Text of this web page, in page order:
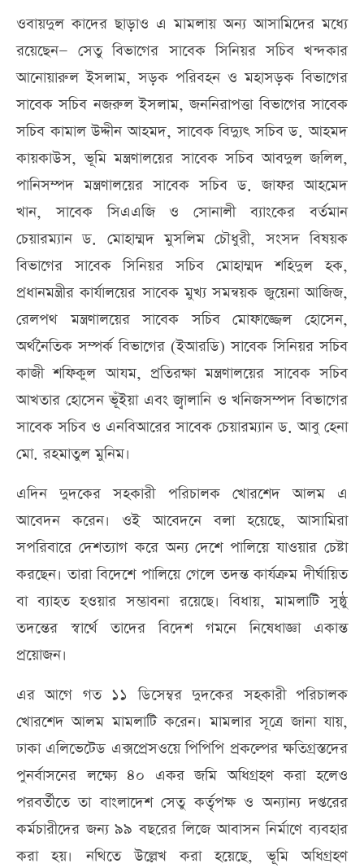
ওবায়দুল কাদের ছাড়াও এ মামলায় অন্য আসামিদের মধ্যে
রয়েছেন— সেতু বিভাগের সাবেক সিনিয়র সচিব খন্দকার
আনোয়ারুল ইসলাম, সড়ক পরিবহন ও মহাসড়ক বিভাগের
সাবেক সচিব নজরুল ইসলাম, জননিরাপত্তা বিভাগের সাবেক
সচিব কামাল উদ্দীন আহমদ, সাবেক বিদ্যুৎ সচিব ড. আহমদ
কায়কাউস, ভূমি মন্ত্রণালয়ের সাবেক সচিব আবদুল জলিল,
পানিসম্পদ মন্ত্রণালয়ের সাবেক সচিব ড. জাফর আহমেদ
খান, সাবেক সিএএজি ও সোনালী ব্যাংকের বর্তমান
চেয়ারম্যান ড. মোহাম্মদ মুসলিম চৌধুরী, সংসদ বিষয়ক
বিভাগের সাবেক সিনিয়র সচিব মোহাম্মদ শহিদুল হক,
প্রধানমন্ত্রীর কার্যালয়ের সাবেক মুখ্য সমন্বয়ক জুয়েনা আজিজ,
রেলপথ মন্ত্রণালয়ের সাবেক সচিব মোফাজ্জেল হোসেন,
অর্থনৈতিক সম্পর্ক বিভাগের (ইআরডি) সাবেক সিনিয়র সচিব
কাজী শফিকুল আযম, প্রতিরক্ষা মন্ত্রণালয়ের সাবেক সচিব
আখতার হোসেন ভূঁইয়া এবং জ্বালানি ও খনিজসম্পদ বিভাগের
সাবেক সচিব ও এনবিআরের সাবেক চেয়ারম্যান ড. আবু হেনা
মো. রহমাতুল মুনিম।
এদিন দুদকের সহকারী পরিচালক খোরশেদ আলম এ
আবেদন করেন। ওই আবেদনে বলা হয়েছে, আসামিরা
সপরিবারে দেশত্যাগ করে অন্য দেশে পালিয়ে যাওয়ার চেষ্টা
করছেন। তারা বিদেশে পালিয়ে গেলে তদন্ত কার্যক্রম দীর্ঘায়িত
বা ব্যাহত হওয়ার সম্ভাবনা রয়েছে। বিধায়, মামলাটি সুষ্ঠু
তদন্তের স্বার্থে তাদের বিদেশ গমনে নিষেধাজ্ঞা একান্ত
প্রয়োজন।
এর আগে গত ১১ ডিসেম্বর দুদকের সহকারী পরিচালক
খোরশেদ আলম মামলাটি করেন। মামলার সূত্রে জানা যায়,
ঢাকা এলিভেটেড এক্সপ্রেসওয়ে পিপিপি প্রকল্পের ক্ষতিগ্রস্তদের
পুনর্বাসনের লক্ষ্যে ৪০ একর জমি অধিগ্রহণ করা হলেও
পরবর্তীতে তা বাংলাদেশ সেতু কর্তৃপক্ষ ও অন্যান্য দপ্তরের
কর্মচারীদের জন্য ৯৯ বছরের লিজে আবাসন নির্মাণে ব্যবহার
করা হয়। নথিতে উল্লেখ করা হয়েছে, ভূমি অধিগ্রহণ